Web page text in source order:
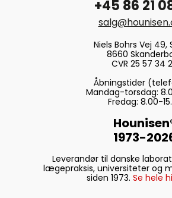
+45 86 21
Niels Bohrs Vej 49,
8660
CVR 25 57 34
Åbningstider
Mandag-torsdag:
Fredag: 8.00-
1973-
Leverandør til danske
lægepraksis, universiteter og
siden 1973. Se hele